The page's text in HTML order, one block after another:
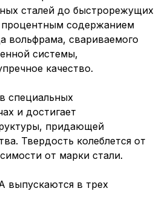
сталей до быстрорежущих
процентным содержанием
вольфрама, свариваемого
системы,
качество.
специальных
и достигает
придающей
Твердость колеблется от
от марки стали.
выпускаются в трех
Политика в
обработки сookies
Вы можете настроить